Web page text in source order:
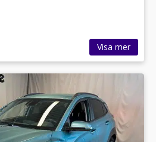
Visa mer